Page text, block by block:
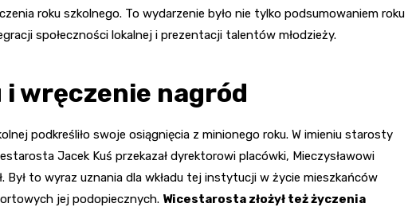
roku szkolnego. To wydarzenie było nie tylko podsumowaniem roku
społeczności lokalnej i prezentacji talentów młodzieży.
wręczenie nagród
podkreśliło swoje osiągnięcia z minionego roku. W imieniu starosty
Jacek Kuś przekazał dyrektorowi placówki, Mieczysławowi
Był to wyraz uznania dla wkładu tej instytucji w życie mieszkańców
jej podopiecznych. Wicestarosta złożył też życzenia